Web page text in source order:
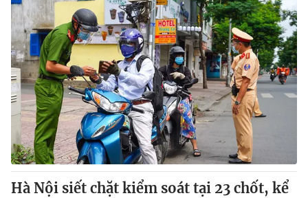
Hà Nội siết chặt kiểm soát tại 23 chốt, kể